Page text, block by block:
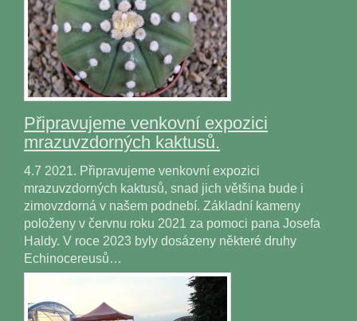
Připravujeme venkovní expozici
mrazuvzdorných kaktusů.
4.7 2021. Připravujeme venkovní expozici
mrazuvzdorných kaktusů, snad jich většina bude i
zimovzdorná v našem podnebí. Základní kameny
položeny v červnu roku 2021 za pomoci pana Josefa
Haldy. V roce 2023 byly dosázeny některé druhy
Echinocereusů…